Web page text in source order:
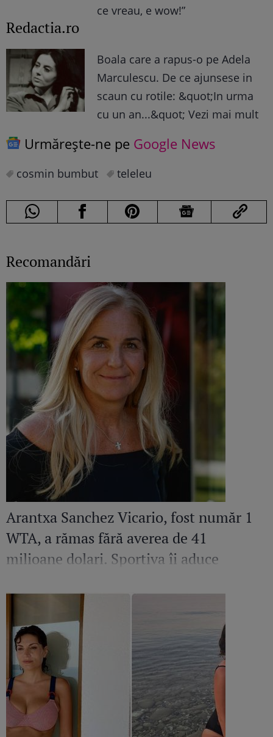
ce vreau, e wow!”
Redactia.ro
Boala care a rapus-o pe Adela
Marculescu. De ce ajunsese in
scaun cu rotile: &quot;In urma
cu un an...&quot; Vezi mai mult
Urmărește-ne pe Google News
cosmin bumbut teleleu
Recomandări
Arantxa Sanchez Vicario, fost număr 1
WTA, a rămas fără averea de 41
milioane dolari. Sportiva îi aduce